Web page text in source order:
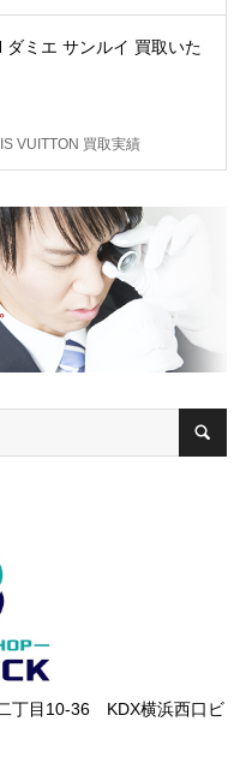
ダミエ サンルイ 買取いた
VUITTON 買取実績
丁目10-36 KDX横浜西口ビ